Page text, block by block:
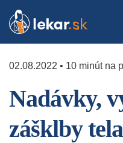
02.08.2022 • 10 minút na
Nadávky,
zášklby